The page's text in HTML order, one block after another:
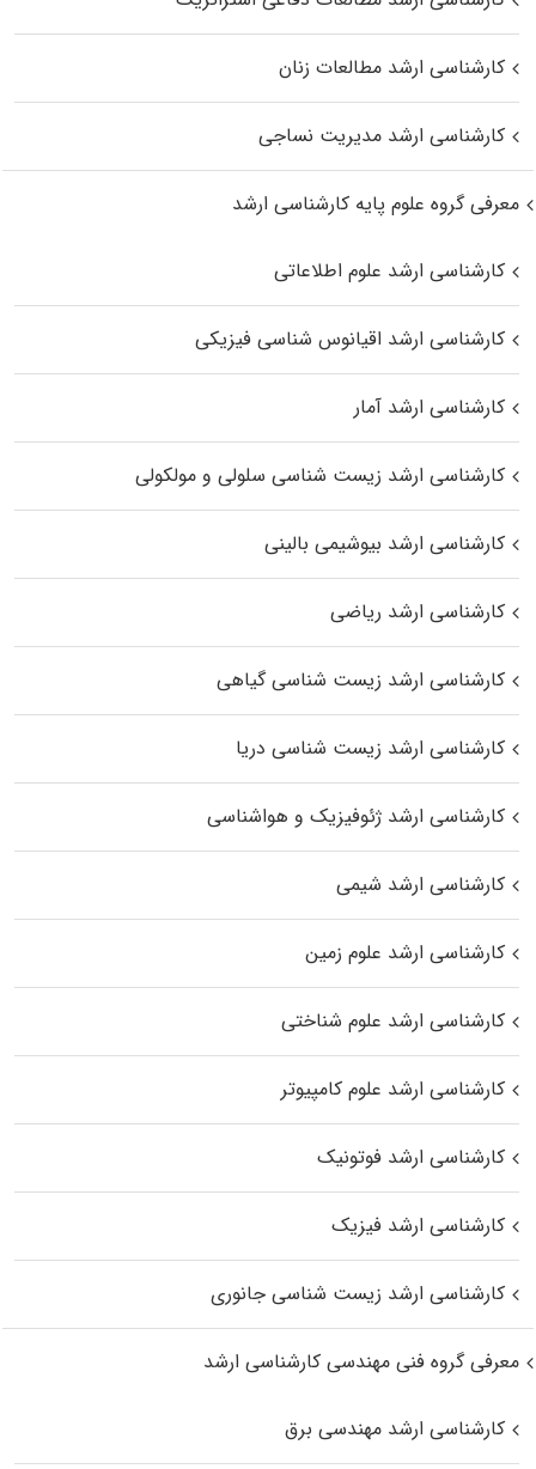
کارشناسی ارشد مطالعات زنان
کارشناسی ارشد مدیریت نساجی
معرفی گروه علوم پایه کارشناسی ارشد
کارشناسی ارشد علوم اطلاعاتی
کارشناسی ارشد اقیانوس‌ شناسی فیزیکی
کارشناسی ارشد آمار
کارشناسی ارشد زیست شناسی سلولی و مولکولی
کارشناسی ارشد بیوشیمی بالینی
کارشناسی ارشد ریاضی
کارشناسی ارشد زیست‌ شناسی گیاهی
کارشناسی ارشد زیست‌ شناسی دریا
کارشناسی ارشد ژئوفیزیک و هواشناسی
کارشناسی ارشد شیمی
کارشناسی ارشد علوم زمین
کارشناسی ارشد علوم شناختی
کارشناسی ارشد علوم کامپیوتر
کارشناسی ارشد فوتونیک
کارشناسی ارشد فیزیک
کارشناسی ارشد زیست‌ شناسی جانوری
معرفی گروه فنی مهندسی کارشناسی ارشد
کارشناسی ارشد مهندسی برق